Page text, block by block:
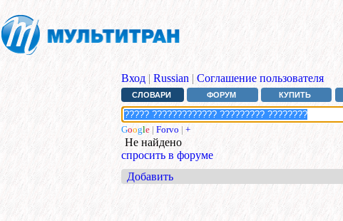
Вход | Russian | Соглашение пользователя
СЛОВАРИ ФОРУМ КУПИТЬ
Google | Forvo | +
Не найдено
спросить в форуме
Добавить